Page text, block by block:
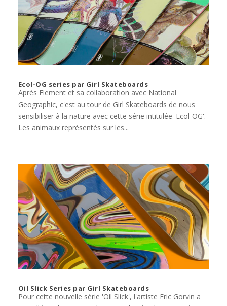
Ecol-OG series par Girl Skateboards
Après Element et sa collaboration avec National
Geographic, c'est au tour de Girl Skateboards de nous
sensibiliser à la nature avec cette série intitulée 'Ecol-OG'.
Les animaux représentés sur les...
Oil Slick Series par Girl Skateboards
Pour cette nouvelle série 'Oil Slick', l'artiste Eric Gorvin a